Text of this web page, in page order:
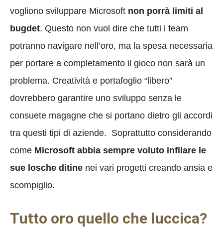
vogliono sviluppare Microsoft non porrà limiti al
bugdet. Questo non vuol dire che tutti i team
potranno navigare nell’oro, ma la spesa necessaria
per portare a completamento il gioco non sarà un
problema. Creatività e portafoglio “libero”
dovrebbero garantire uno sviluppo senza le
consuete magagne che si portano dietro gli accordi
tra questi tipi di aziende. Soprattutto considerando
come Microsoft abbia sempre voluto infilare le
sue losche ditine nei vari progetti creando ansia e
scompiglio.
Tutto oro quello che luccica?